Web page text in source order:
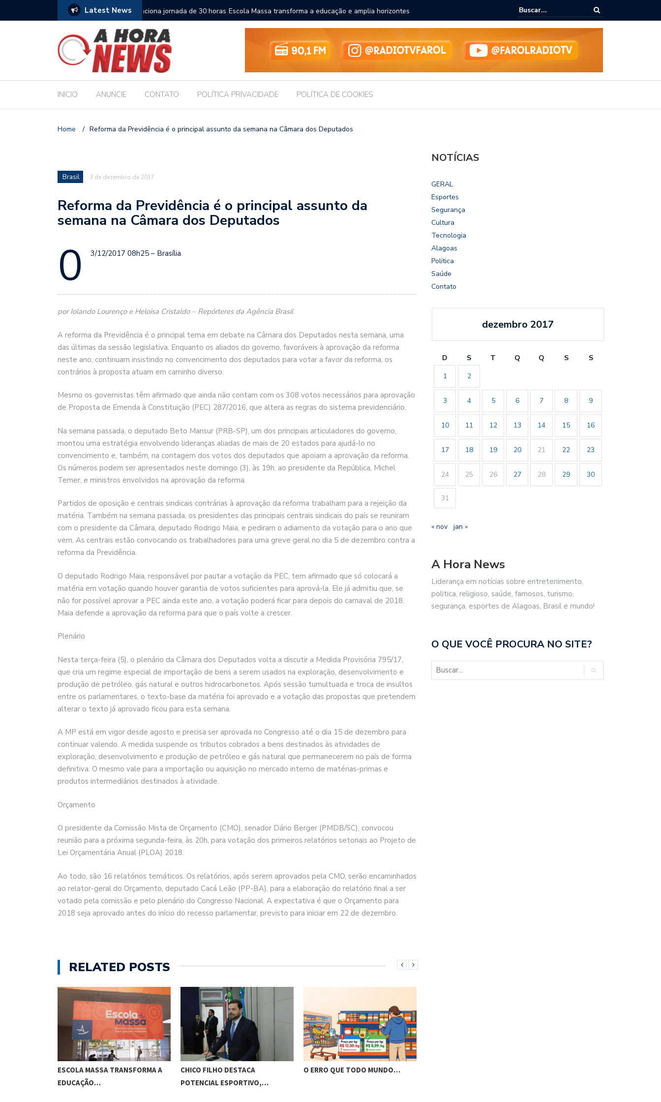
Latest News
escolares e sanciona jornada de 30 horas
Escola Massa transforma a educação e amplia horizontes para estudantes da rede
pública de Maceió
Chico Filho destaca potencial esportivo, turístico e econômico da Maratona
Internacional de Maceió
INICIO ANUNCIE CONTATO POLÍTICA PRIVACIDADE POLÍTICA DE COOKIES
Home / Reforma da Previdência é o principal assunto da semana na Câmara dos Deputados
Brasil 3 de dezembro de 2017
Reforma da Previdência é o principal assunto da
semana na Câmara dos Deputados
0 3/12/2017 08h25 – Brasília
por Iolando Lourenço e Heloisa Cristaldo – Repórteres da Agência Brasil
A reforma da Previdência é o principal tema em debate na Câmara dos Deputados nesta semana, uma
das últimas da sessão legislativa. Enquanto os aliados do governo, favoráveis à aprovação da reforma
neste ano, continuam insistindo no convencimento dos deputados para votar a favor da reforma, os
contrários à proposta atuam em caminho diverso.
Mesmo os governistas têm afirmado que ainda não contam com os 308 votos necessários para aprovação
de Proposta de Emenda à Constituição (PEC) 287/2016, que altera as regras do sistema previdenciário.
Na semana passada, o deputado Beto Mansur (PRB-SP), um dos principais articuladores do governo,
montou uma estratégia envolvendo lideranças aliadas de mais de 20 estados para ajudá-lo no
convencimento e, também, na contagem dos votos dos deputados que apoiam a aprovação da reforma.
Os números podem ser apresentados neste domingo (3), às 19h. ao presidente da República, Michel
Temer, e ministros envolvidos na aprovação da reforma.
Partidos de oposição e centrais sindicais contrárias à aprovação da reforma trabalham para a rejeição da
matéria. Também na semana passada, os presidentes das principais centrais sindicais do país se reuniram
com o presidente da Câmara, deputado Rodrigo Maia, e pediram o adiamento da votação para o ano que
vem. As centrais estão convocando os trabalhadores para uma greve geral no dia 5 de dezembro contra a
reforma da Previdência.
O deputado Rodrigo Maia, responsável por pautar a votação da PEC, tem afirmado que só colocará a
matéria em votação quando houver garantia de votos suficientes para aprová-la. Ele já admitiu que, se
não for possível aprovar a PEC ainda este ano, a votação poderá ficar para depois do carnaval de 2018.
Maia defende a aprovação da reforma para que o país volte a crescer.
Plenário
Nesta terça-feira (5), o plenário da Câmara dos Deputados volta a discutir a Medida Provisória 795/17,
que cria um regime especial de importação de bens a serem usados na exploração, desenvolvimento e
produção de petróleo, gás natural e outros hidrocarbonetos. Após sessão tumultuada e troca de insultos
entre os parlamentares, o texto-base da matéria foi aprovado e a votação das propostas que pretendem
alterar o texto já aprovado ficou para esta semana.
A MP está em vigor desde agosto e precisa ser aprovada no Congresso até o dia 15 de dezembro para
continuar valendo. A medida suspende os tributos cobrados a bens destinados às atividades de
exploração, desenvolvimento e produção de petróleo e gás natural que permanecerem no país de forma
definitiva. O mesmo vale para a importação ou aquisição no mercado interno de matérias-primas e
produtos intermediários destinados à atividade.
Orçamento
O presidente da Comissão Mista de Orçamento (CMO), senador Dário Berger (PMDB/SC), convocou
reunião para a próxima segunda-feira, às 20h, para votação dos primeiros relatórios setoriais ao Projeto de
Lei Orçamentária Anual (PLOA) 2018.
Ao todo, são 16 relatórios temáticos. Os relatórios, após serem aprovados pela CMO, serão encaminhados
ao relator-geral do Orçamento, deputado Cacá Leão (PP-BA), para a elaboração do relatório final a ser
votado pela comissão e pelo plenário do Congresso Nacional. A expectativa é que o Orçamento para
2018 seja aprovado antes do início do recesso parlamentar, previsto para iniciar em 22 de dezembro.
RELATED POSTS
ESCOLA MASSA TRANSFORMA A
EDUCAÇÃO…
CHICO FILHO DESTACA
POTENCIAL ESPORTIVO,…
O ERRO QUE TODO MUNDO…
NOTÍCIAS
GERAL
Esportes
Segurança
Cultura
Tecnologia
Alagoas
Política
Saúde
Contato
dezembro 2017
D S T Q Q S
S
1
2
3 4 5 6 7 8 9
10 11 12 13 14 15 16
17 18 19 20 21 22 23
24 25 26 27 28 29 30
31
« nov jan »
A Hora News
Liderança em notícias sobre entretenimento,
politica, religioso, saúde, famosos, turismo,
segurança, esportes de Alagoas, Brasil e mundo!
O QUE VOCÊ PROCURA NO SITE?